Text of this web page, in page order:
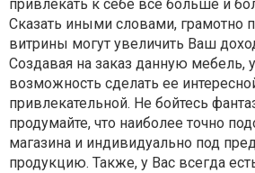
привлекать к себе все больше и
Сказать иными словами, грамотно
витрины могут увеличить Ваш
Создавая на заказ данную мебель,
возможность сделать ее
привлекательной. Не бойтесь
продумайте, что наиболее точно
магазина и индивидуально под
продукцию. Также, у Вас всегда